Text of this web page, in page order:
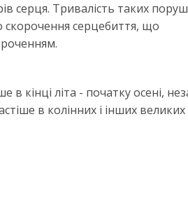
серця. Тривалість таких
скорочення серцебиття, що
в кінці літа - початку осені,
в колінних і інших великих